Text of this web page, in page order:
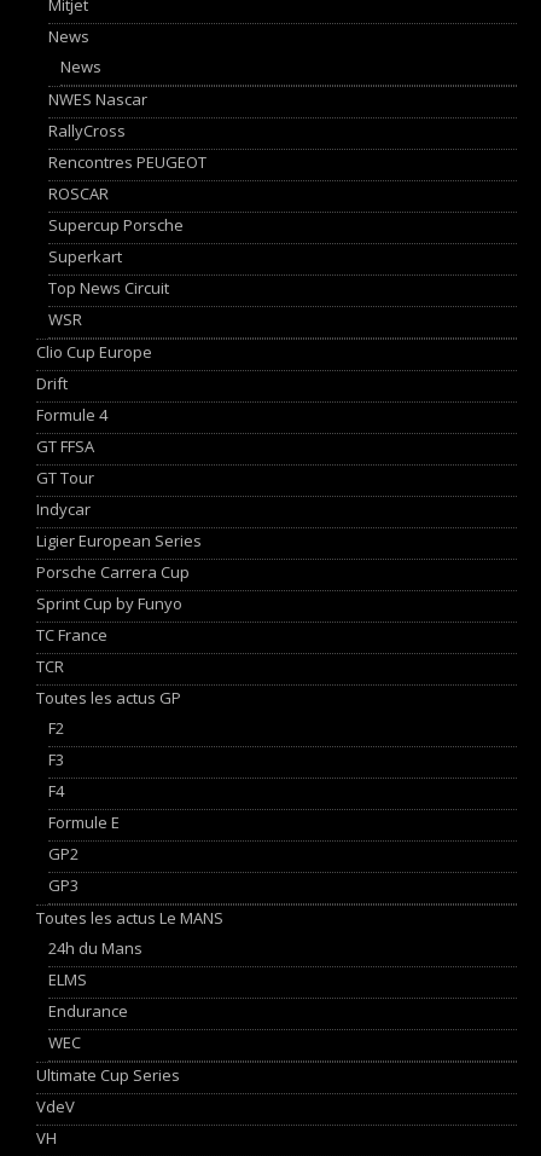
Mitjet
News
News
NWES Nascar
RallyCross
Rencontres PEUGEOT
ROSCAR
Supercup Porsche
Superkart
Top News Circuit
WSR
Clio Cup Europe
Drift
Formule 4
GT FFSA
GT Tour
Indycar
Ligier European Series
Porsche Carrera Cup
Sprint Cup by Funyo
TC France
TCR
Toutes les actus GP
F2
F3
F4
Formule E
GP2
GP3
Toutes les actus Le MANS
24h du Mans
ELMS
Endurance
WEC
Ultimate Cup Series
VdeV
VH